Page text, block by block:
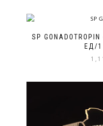
SP
ЕД/